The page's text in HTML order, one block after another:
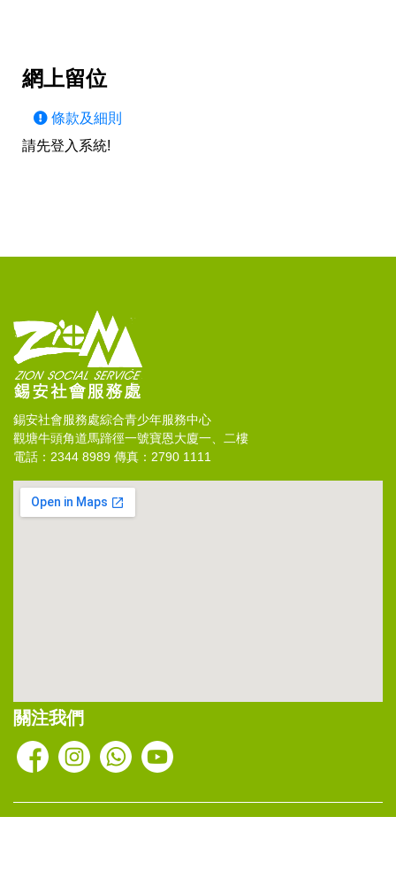
網上留位
條款及細則
請先登入系統!
錫安社會服務處綜合青少年服務中心
觀塘牛頭角道馬蹄徑一號寶恩大廈一、二樓
電話：2344 8989 傳真：2790 1111
關注我們